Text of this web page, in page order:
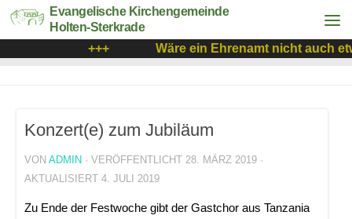
Evangelische Kirchengemeinde
Holten-Sterkrade
+++
Wäre ein Ehrenamt nicht auch
Konzert(e) zum Jubiläum
VON ADMIN · VERÖFFENTLICHT 28. MÄRZ 2019 ·
AKTUALISIERT 4. JULI 2019
Zu Ende der Festwoche gibt der Gastchor aus Tanzania